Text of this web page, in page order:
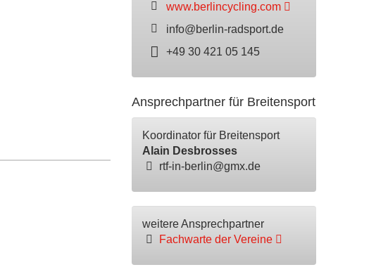
www.berlincycling.com
info@berlin-radsport.de
+49 30 421 05 145
Ansprechpartner für Breitensport
Koordinator für Breitensport
Alain Desbrosses
rtf-in-berlin@gmx.de
weitere Ansprechpartner
Fachwarte der Vereine